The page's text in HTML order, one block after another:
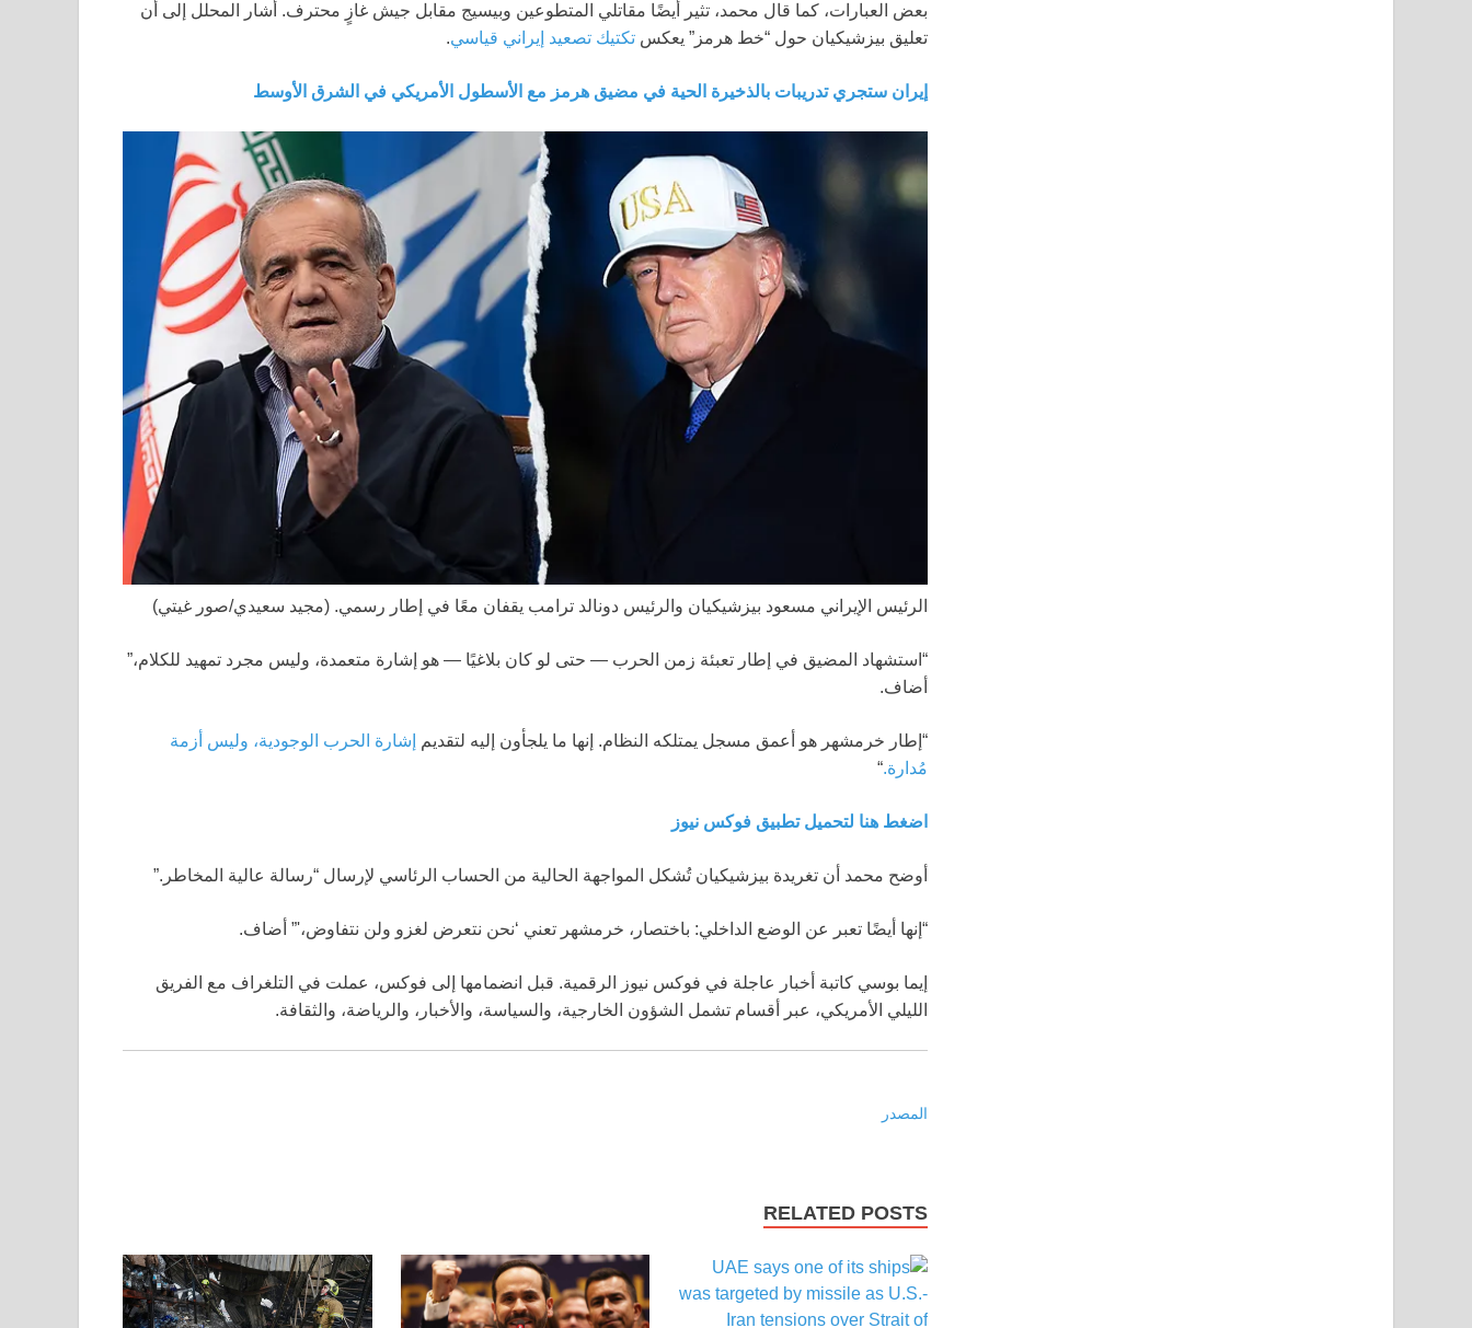
بعض العبارات، كما قال محمد، تثير أيضًا مقاتلي المتطوعين وبيسيج مقابل جيش غازٍ محترف. أشار المحلل إلى أن
تعليق بيزشيكيان حول “خط هرمز” يعكس تكتيك تصعيد إيراني قياسي.
إيران ستجري تدريبات بالذخيرة الحية في مضيق هرمز مع الأسطول الأمريكي في الشرق الأوسط
الرئيس الإيراني مسعود بيزشيكيان والرئيس دونالد ترامب يقفان معًا في إطار رسمي. (مجيد سعيدي/صور غيتي)
“استشهاد المضيق في إطار تعبئة زمن الحرب — حتى لو كان بلاغيًا — هو إشارة متعمدة، وليس مجرد تمهيد للكلام،”
أضاف.
“إطار خرمشهر هو أعمق مسجل يمتلكه النظام. إنها ما يلجأون إليه لتقديم
إشارة الحرب الوجودية، وليس أزمة
مُدارة.“
اضغط هنا لتحميل تطبيق فوكس نيوز
أوضح محمد أن تغريدة بيزشيكيان تُشكل المواجهة الحالية من الحساب الرئاسي لإرسال “رسالة عالية المخاطر.”
“إنها أيضًا تعبر عن الوضع الداخلي: باختصار، خرمشهر تعني ‘نحن نتعرض لغزو ولن نتفاوض،'” أضاف.
إيما بوسي كاتبة أخبار عاجلة في فوكس نيوز الرقمية. قبل انضمامها إلى فوكس، عملت في التلغراف مع الفريق
الليلي الأمريكي، عبر أقسام تشمل الشؤون الخارجية، والسياسة، والأخبار، والرياضة، والثقافة.
المصدر
RELATED POSTS